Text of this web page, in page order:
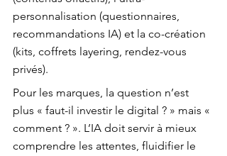
personnalisation (questionnaires,
recommandations IA) et la co-création
(kits, coffrets layering, rendez-vous
privés).
Pour les marques, la question n’est
plus « faut-il investir le digital ? » mais «
comment ? ». L’IA doit servir à mieux
comprendre les attentes, fluidifier le